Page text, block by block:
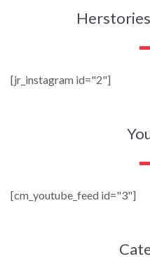
[jr_instagram id="2"]
[cm_youtube_feed id="3"]